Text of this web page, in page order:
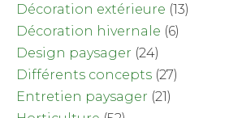
Décoration extérieure (13)
Décoration hivernale (6)
Design paysager (24)
Différents concepts (27)
Entretien paysager (21)